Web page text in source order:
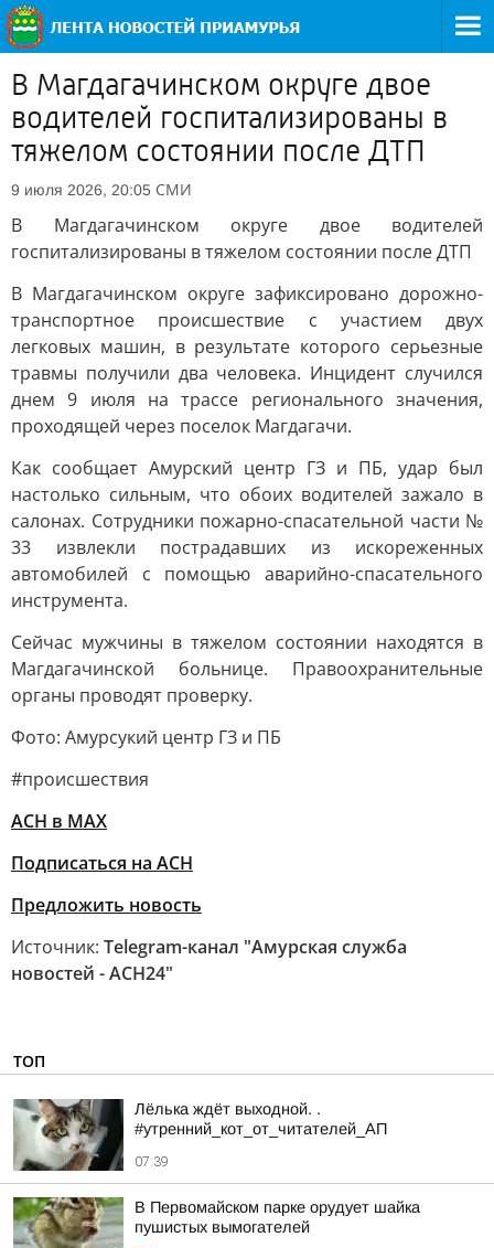
В Магдагачинском округе двое
водителей госпитализированы в
тяжелом состоянии после ДТП
9 июля 2026, 20:05 СМИ
В Магдагачинском округе двое водителей
госпитализированы в тяжелом состоянии после ДТП
В Магдагачинском округе зафиксировано дорожно-
транспортное происшествие с участием двух
легковых машин, в результате которого серьезные
травмы получили два человека. Инцидент случился
днем 9 июля на трассе регионального значения,
проходящей через поселок Магдагачи.
Как сообщает Амурский центр ГЗ и ПБ, удар был
настолько сильным, что обоих водителей зажало в
салонах. Сотрудники пожарно-спасательной части №
33 извлекли пострадавших из искореженных
автомобилей с помощью аварийно-спасательного
инструмента.
Сейчас мужчины в тяжелом состоянии находятся в
Магдагачинской больнице. Правоохранительные
органы проводят проверку.
Фото: Амурсукий центр ГЗ и ПБ
#происшествия
АСН в MAX
Подписаться на АСН
Предложить новость
Источник: Telegram-канал "Амурская служба
новостей - АСН24"
ТОП
Лёлька ждёт выходной. .
#утренний_кот_от_читателей_АП
07:39
В Первомайском парке орудует шайка
пушистых вымогателей